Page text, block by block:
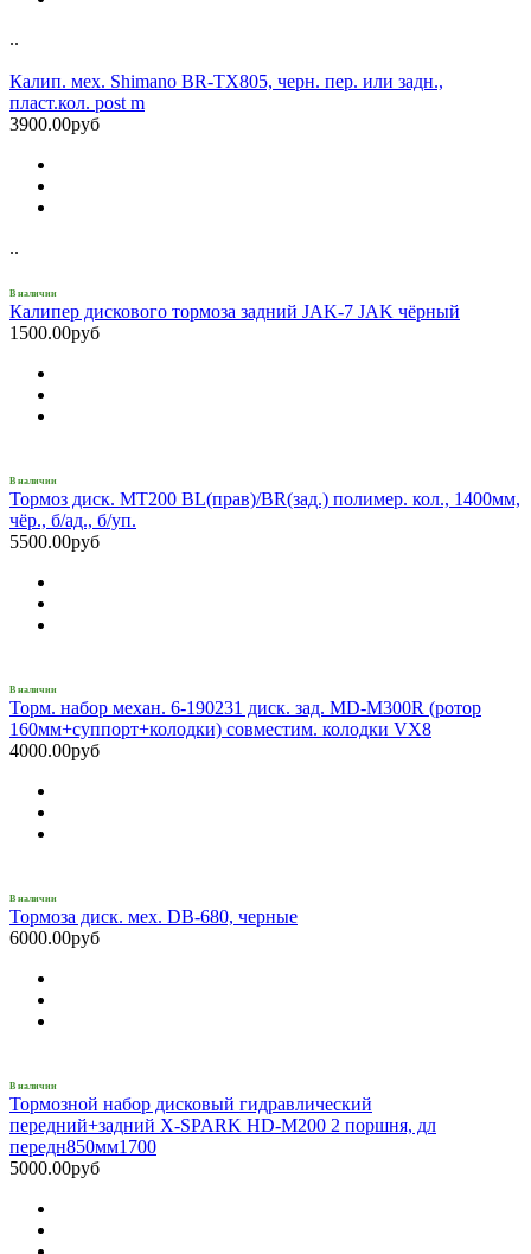
..
Калип. мех. Shimano BR-TX805, черн. пер. или задн.,
пласт.кол. post m
3900.00руб
..
В наличии
Калипер дискового тормоза задний JAK-7 JAK чёрный
1500.00руб
В наличии
Тормоз диск. MT200 BL(прав)/BR(зад.) полимер. кол., 1400мм,
чёр., б/ад., б/уп.
5500.00руб
В наличии
Торм. набор механ. 6-190231 диск. зад. MD-M300R (ротор
160мм+суппорт+колодки) совместим. колодки VX8
4000.00руб
В наличии
Тормоза диск. мех. DB-680, черные
6000.00руб
В наличии
Тормозной набор дисковый гидравлический
передний+задний X-SPARK HD-M200 2 поршня, дл
передн850мм1700
5000.00руб